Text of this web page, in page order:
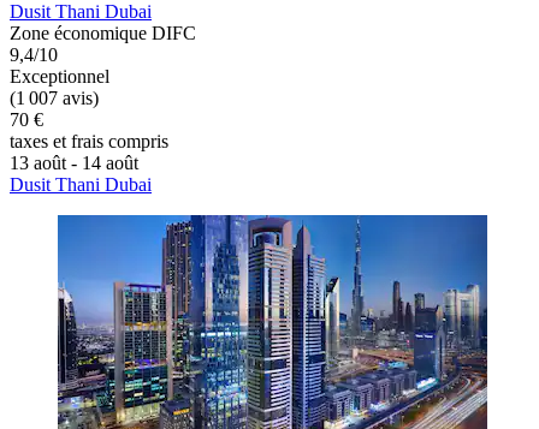
Dusit Thani Dubai
Zone économique DIFC
9,4/10
Exceptionnel
(1 007 avis)
70 €
taxes et frais compris
13 août - 14 août
Dusit Thani Dubai